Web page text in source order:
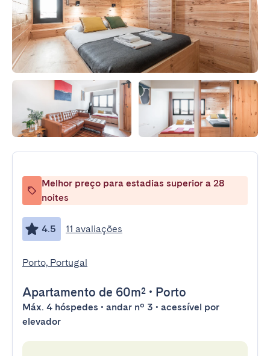
Melhor preço para estadias superior a 28
noites
4.5 11 avaliações
Porto, Portugal
Apartamento de 60m² • Porto
Máx. 4 hóspedes • andar nº 3 • acessível por
elevador